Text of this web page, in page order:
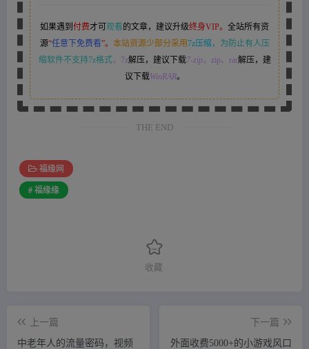
如果遇到 付费才可 观看 的文章，建议升级终身VIP。 全站所有资
源“任意下免费看”。 本站资源少部分采用7z压缩，
为防止有人压
缩软件不支持7z格式，7z解压，建议下载7-zip，zip、rar解压，建
议下载WinRAR。
THE END
福缘网
# 福缘缘
收藏
上一篇
中老年人的流量密码，视频
下一篇
外面收费5000+的小游戏风口